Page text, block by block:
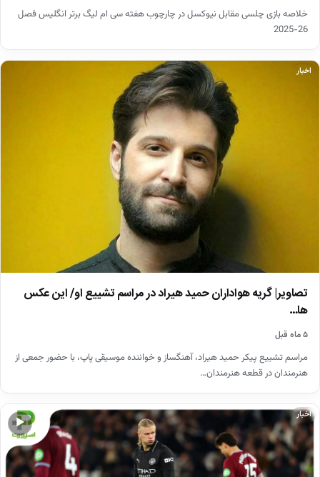
خلاصه بازی چلسی مقابل نیوکسل در چارچوب هفته سی ام لیگ برتر انگلیس فصل
26-2025
اخبار
تصاویر| گریه هواداران حمید هیراد در مراسم تشییع او/ این عکس
ها…
۵ ماه قبل
مراسم تشییع پیکر حمید هیراد، آهنگساز و خواننده موسیقی پاپ، با حضور جمعی از
هنرمندان در قطعه هنرمندان…
▶
اخبار